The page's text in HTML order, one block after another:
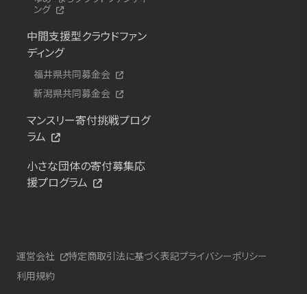
ング
中間支援型クラウドファン
ディング
福井県共同募金会
新潟県共同募金会
マンスリー寄付挑戦プログ
ラム
小さな団体の寄付募集応
援プログラム
運営会社 特定商取引法に基づく表記プライバシーポリシー
利用規約